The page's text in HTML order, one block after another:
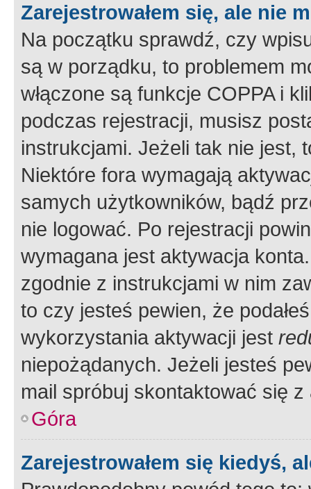
Zarejestrowałem się, ale nie
Na początku sprawdź, czy
są w porządku, to problemem
włączone są funkcje COPPA i
podczas rejestracji, musisz
instrukcjami. Jeżeli tak nie jest,
Niektóre fora wymagają
samych użytkowników, bądź
nie logować. Po rejestracji
wymagana jest aktywacja
zgodnie z instrukcjami w nim
to czy jesteś pewien, że
wykorzystania aktywacji jest
niepożądanych. Jeżeli jesteś
mail spróbuj skontaktować się
Góra
Zarejestrowałem się kiedyś,